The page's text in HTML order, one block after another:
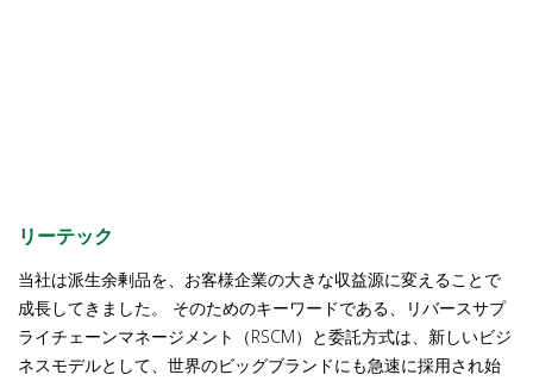
リーテック
当社は派生余剰品を、お客様企業の大きな収益源に変えることで
成長してきました。 そのためのキーワードである、リバースサプ
ライチェーンマネージメント（RSCM）と委託方式は、新しいビジ
ネスモデルとして、世界のビッグブランドにも急速に採用され始